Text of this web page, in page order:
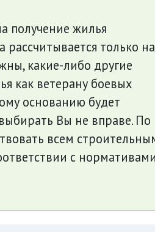
получение жилья
рассчитывается только на
какие-либо другие
как ветерану боевых
основанию будет
Вы не вправе. По
всем
с